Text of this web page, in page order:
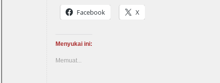
Facebook X
Menyukai ini:
Memuat...